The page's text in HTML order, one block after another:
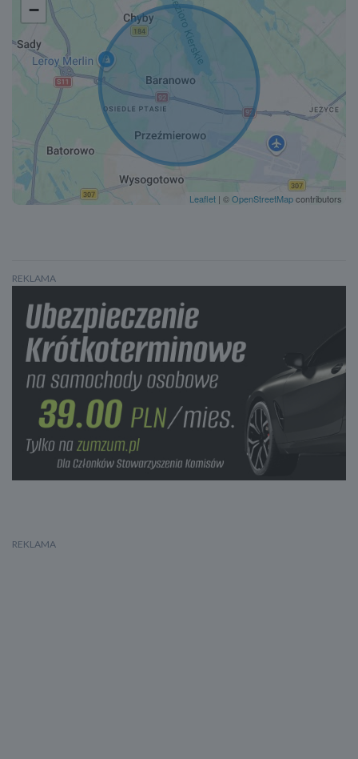
Lusterka boczne ustawiane elektrycznie
Podgrzewane lusterka boczne
Lusterka boczne składane elektrycznie
Czujnik martwego pola
Kontrola odległości od poprzedzającego pojazdu
System rozpoznawania znaków drogowych
Doświetlanie zakrętów
Czujnik zmierzchu
Lampy tylne w technologii LED
System Start/Stop
Asystent hamowania awaryjnego w mieście
Aktywny asystent hamowania awaryjnego
Asystent pasa ruchu
Poduszka powietrzna kierowcy
Poduszka powietrzna pasażera
Kurtyny powietrzne - przód
Boczne poduszki powietrzne - przód
Kurtyny powietrzne - tył
Isofix (punkty mocowania fotelika dziecięcego)
Klimatyzacja automatyczna: 3 strefowa
Lampy przednie w technologii LED
−
Leaflet | ©OpenStreetMapcontributors
REKLAMA